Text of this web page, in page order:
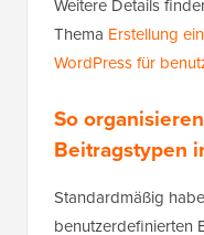
Thema Erstellung
WordPress für
So
Beitragstypen
Standardmäßig
benutzerdefinierten